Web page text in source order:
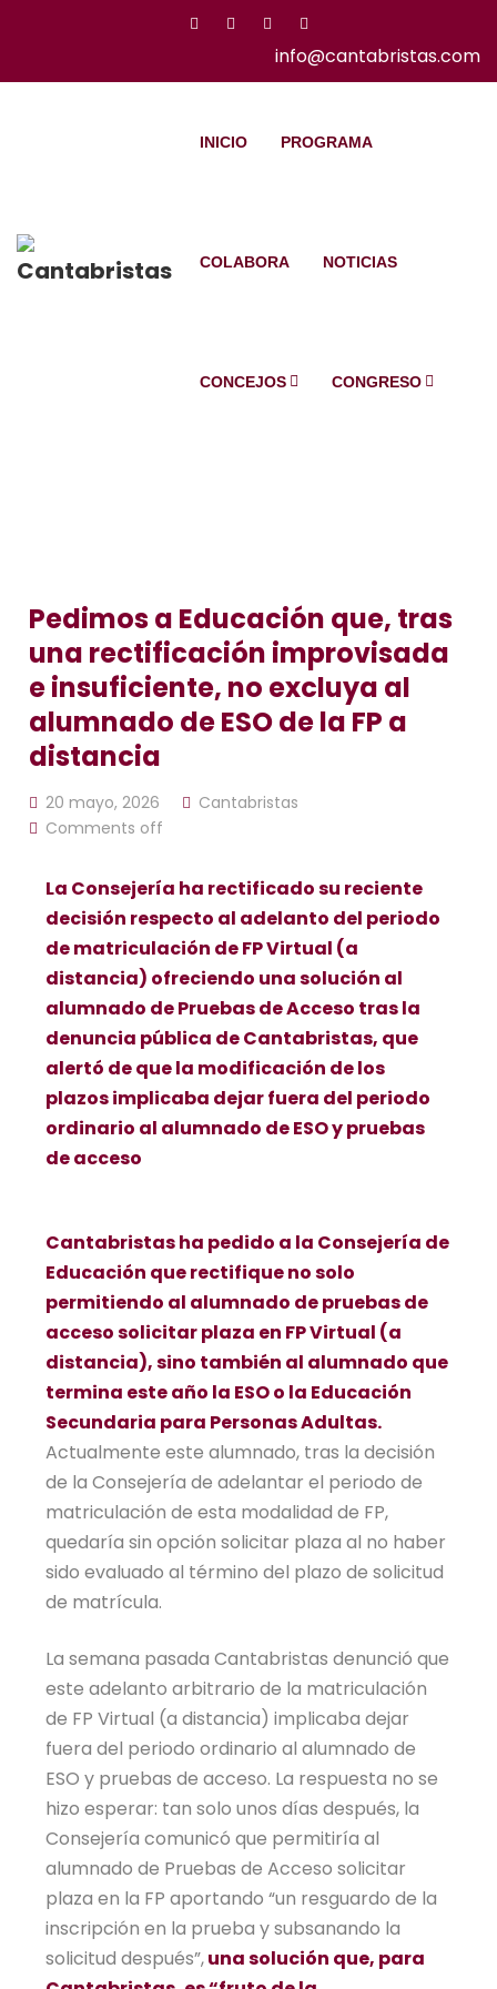
info@cantabristas.com
INICIO PROGRAMA
COLABORA NOTICIAS
CONCEJOS CONGRESO
Pedimos a Educación que, tras
una rectificación improvisada
e insuficiente, no excluya al
alumnado de ESO de la FP a
distancia
20 mayo, 2026
Cantabristas
Comments off
La Consejería ha rectificado su reciente
decisión respecto al adelanto del periodo
de matriculación de FP Virtual (a
distancia) ofreciendo una solución al
alumnado de Pruebas de Acceso tras la
denuncia pública de Cantabristas, que
alertó de que la modificación de los
plazos implicaba dejar fuera del periodo
ordinario al alumnado de ESO y pruebas
de acceso
Cantabristas ha pedido a la Consejería de
Educación que rectifique no solo
permitiendo al alumnado de pruebas de
acceso solicitar plaza en FP Virtual (a
distancia), sino también al alumnado que
termina este año la ESO o la Educación
Secundaria para Personas Adultas.
Actualmente este alumnado, tras la decisión
de la Consejería de adelantar el periodo de
matriculación de esta modalidad de FP,
quedaría sin opción solicitar plaza al no haber
sido evaluado al término del plazo de solicitud
de matrícula.
La semana pasada Cantabristas denunció que
este adelanto arbitrario de la matriculación
de FP Virtual (a distancia) implicaba dejar
fuera del periodo ordinario al alumnado de
ESO y pruebas de acceso. La respuesta no se
hizo esperar: tan solo unos días después, la
Consejería comunicó que permitiría al
alumnado de Pruebas de Acceso solicitar
plaza en la FP aportando “un resguardo de la
inscripción en la prueba y subsanando la
solicitud después”,una solución que, para